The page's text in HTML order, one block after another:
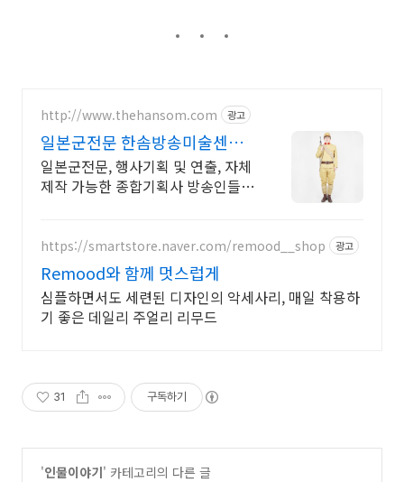
http://www.thehansom.com 광고
일본군전문 한솜방송미술센터
당일 배송 및 수령가능!
일본군전문, 행사기획 및 연출, 자체
제작 가능한 종합기획사 방송인들이
https://smartstore.naver.com/remood__shop 광고
Remood와 함께 멋스럽게
심플하면서도 세련된 디자인의 악세사리, 매일 착용하
기 좋은 데일리 주얼리 리무드
31 구독하기
'인물이야기' 카테고리의 다른 글